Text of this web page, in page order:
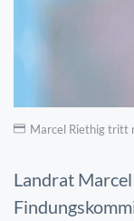
Marcel Riethig tritt
Landrat